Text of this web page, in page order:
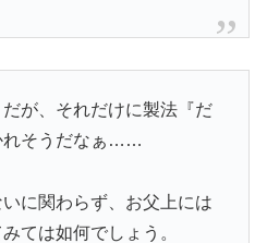
が、それだけに製法『だ
れそうだなぁ……
に関わらず、お父上には
ては如何でしょう。